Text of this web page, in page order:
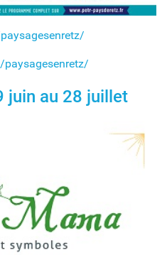
juin au 28 juillet